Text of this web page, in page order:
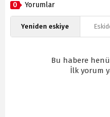
0 Yorumlar
Yeniden eskiye
Bu habere
İlk yorum